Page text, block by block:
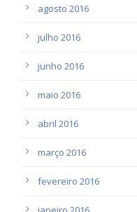
agosto 2016
julho 2016
junho 2016
maio 2016
abril 2016
março 2016
fevereiro 2016